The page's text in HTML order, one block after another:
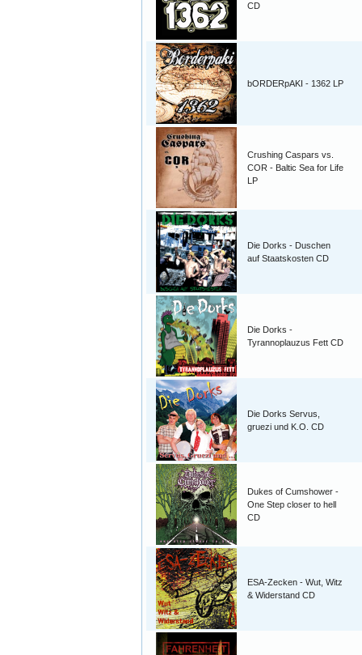
CD
bORDERpAKI - 1362 LP
Crushing Caspars vs.
COR - Baltic Sea for Life
LP
Die Dorks - Duschen
auf Staatskosten CD
Die Dorks -
Tyrannoplauzus Fett CD
Die Dorks Servus,
gruezi und K.O. CD
Dukes of Cumshower -
One Step closer to hell
CD
ESA-Zecken - Wut, Witz
& Widerstand CD